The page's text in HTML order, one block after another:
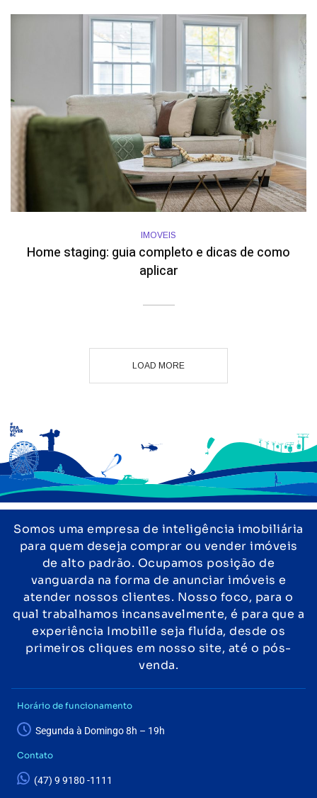
IMOVEIS
Home staging: guia completo e dicas de como
aplicar
LOAD MORE
Somos uma empresa de inteligência imobiliária
para quem deseja comprar ou vender imóveis
de alto padrão. Ocupamos posição de
vanguarda na forma de anunciar imóveis e
atender nossos clientes. Nosso foco, para o
qual trabalhamos incansavelmente, é para que a
experiência Imobille seja fluída, desde os
primeiros cliques em nosso site, até o pós-
venda.
Horário de funcionamento
Segunda à Domingo 8h – 19h
Contato
(47) 9 9180 -1111